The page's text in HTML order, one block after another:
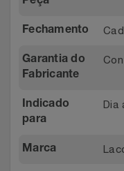
Utilidades Industriais
The Bar
Tramontina
Fechamento
Garantia do
Fabricante
Indicado
para
Dia
Marca